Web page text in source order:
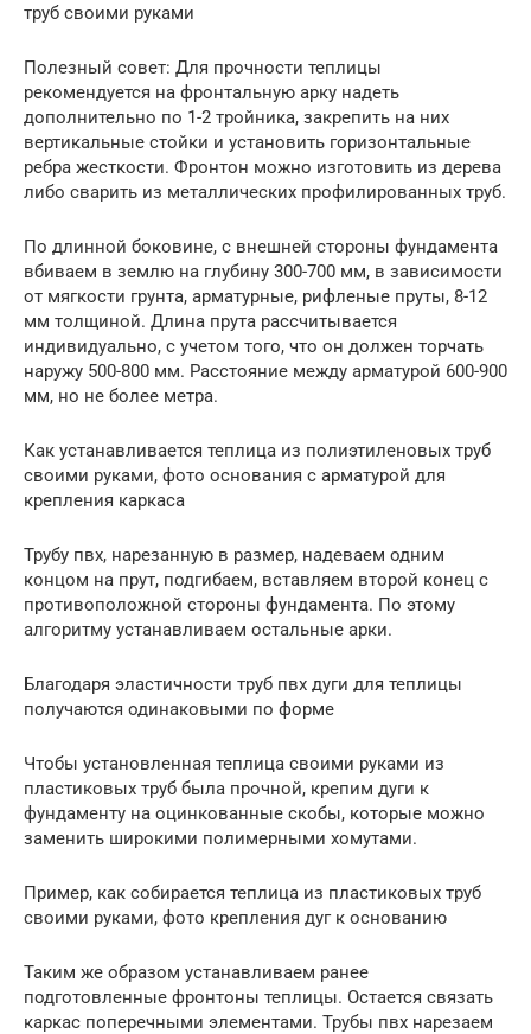
труб своими руками
Полезный совет: Для прочности теплицы
рекомендуется на фронтальную арку надеть
дополнительно по 1-2 тройника, закрепить на них
вертикальные стойки и установить горизонтальные
ребра жесткости. Фронтон можно изготовить из дерева
либо сварить из металлических профилированных труб.
По длинной боковине, с внешней стороны фундамента
вбиваем в землю на глубину 300-700 мм, в зависимости
от мягкости грунта, арматурные, рифленые пруты, 8-12
мм толщиной. Длина прута рассчитывается
индивидуально, с учетом того, что он должен торчать
наружу 500-800 мм. Расстояние между арматурой 600-900
мм, но не более метра.
Как устанавливается теплица из полиэтиленовых труб
своими руками, фото основания с арматурой для
крепления каркаса
Трубу пвх, нарезанную в размер, надеваем одним
концом на прут, подгибаем, вставляем второй конец с
противоположной стороны фундамента. По этому
алгоритму устанавливаем остальные арки.
Благодаря эластичности труб пвх дуги для теплицы
получаются одинаковыми по форме
Чтобы установленная теплица своими руками из
пластиковых труб была прочной, крепим дуги к
фундаменту на оцинкованные скобы, которые можно
заменить широкими полимерными хомутами.
Пример, как собирается теплица из пластиковых труб
своими руками, фото крепления дуг к основанию
Таким же образом устанавливаем ранее
подготовленные фронтоны теплицы. Остается связать
каркас поперечными элементами. Трубы пвх нарезаем